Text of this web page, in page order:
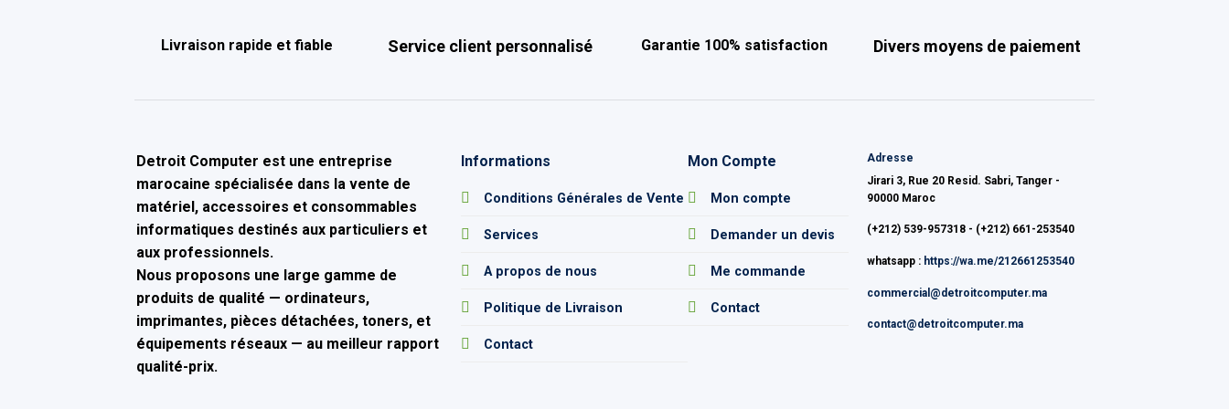
Livraison rapide et fiable Service client personnalisé Garantie 100% satisfaction Divers moyens de paiement
Detroit Computer est une entreprise
marocaine spécialisée dans lavente de
matériel, accessoires et consommables
informatiques destinés aux particuliers et
aux professionnels.
Nous proposons une large gamme de
produits de qualité — ordinateurs,
imprimantes, pièces détachées, toners, et
équipements réseaux — au meilleur rapport
qualité-prix.
Informations
Conditions Générales de Vente
Services
A propos de nous
Politique de Livraison
Contact
Mon Compte
Mon compte
Demander un devis
Me commande
Contact
Adresse
Jirari 3, Rue 20 Resid. Sabri, Tanger -
90000 Maroc
(+212) 539-957318 - (+212) 661-253540
whatsapp : https://wa.me/212661253540
commercial@detroitcomputer.ma
contact@detroitcomputer.ma